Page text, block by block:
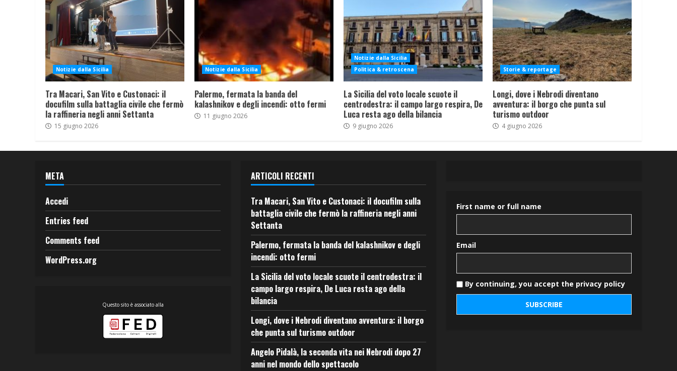
Notizie dalla Sicilia
Tra Macari, San Vito e Custonaci: il
docufilm sulla battaglia civile che fermò
la raffineria negli anni Settanta
15 giugno 2026
Notizie dalla Sicilia
Palermo, fermata la banda del
kalashnikov e degli incendi: otto fermi
11 giugno 2026
Notizie dalla Sicilia
Politica & retroscena
La Sicilia del voto locale scuote il
centrodestra: il campo largo respira, De
Luca resta ago della bilancia
9 giugno 2026
Storie & reportage
Longi, dove i Nebrodi diventano
avventura: il borgo che punta sul
turismo outdoor
4 giugno 2026
META
Accedi
Entries feed
Comments feed
WordPress.org
Questo sito è associato alla
ARTICOLI RECENTI
Tra Macari, San Vito e Custonaci: il docufilm sulla
battaglia civile che fermò la raffineria negli anni
Settanta
Palermo, fermata la banda del kalashnikov e degli
incendi: otto fermi
La Sicilia del voto locale scuote il centrodestra: il
campo largo respira, De Luca resta ago della
bilancia
Longi, dove i Nebrodi diventano avventura: il borgo
che punta sul turismo outdoor
Angelo Pidalà, la seconda vita nei Nebrodi dopo 27
anni nel mondo dello spettacolo
First name or full name
Email
By continuing, you accept the privacy policy